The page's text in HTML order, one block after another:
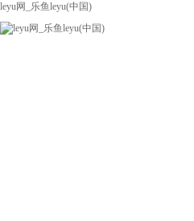
leyu网_乐鱼leyu(中国)